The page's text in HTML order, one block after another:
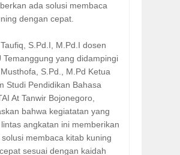
ada solusi membaca
dengan cepat.
S.Pd.I, M.Pd.I dosen
Temanggung yang didampingi
S.Pd., M.Pd Ketua
Studi Pendidikan Bahasa
At Tanwir Bojonegoro,
bahwa kegiatatan yang
angkatan ini memberikan
membaca kitab kuning
sesuai dengan kaidah